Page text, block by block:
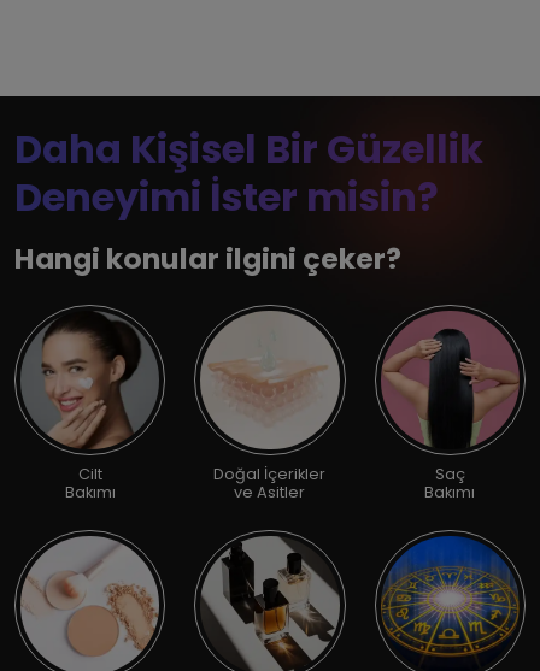
Daha Kişisel Bir Güzellik
Deneyimi İster misin?
Hangi konular ilgini çeker?
Cilt
Bakımı
Doğal İçerikler
ve Asitler
Saç
Bakımı